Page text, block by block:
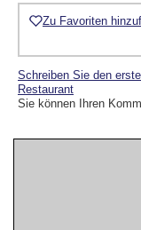
Zu Favoriten
Schreiben Sie den
Restaurant
Sie können Ihren